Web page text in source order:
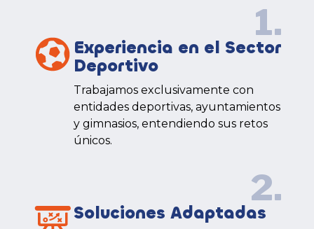
Experiencia en el Sector
Deportivo
Trabajamos exclusivamente con
entidades deportivas, ayuntamientos
y gimnasios, entendiendo sus retos
únicos.
1.
Soluciones Adaptadas
2.